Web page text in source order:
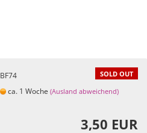
SOLD OUT
BF74
ca. 1 Woche(Ausland abweichend)
3,50 EUR